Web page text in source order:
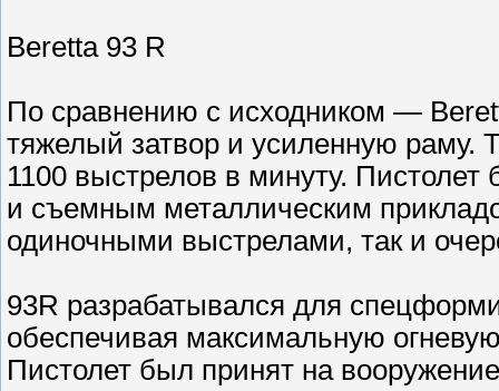
Beretta 93 R
По сравнению с исходником —
тяжелый затвор и усиленную раму.
1100 выстрелов в минуту.
и съемным металлическим
одиночными выстрелами, так и
93R разрабатывался для
обеспечивая максимальную
Пистолет был принят на